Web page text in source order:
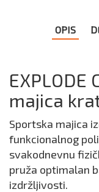
OPIS
EXPLODE
majica
Sportska majica
funkcionalnog
svakodnevnu
pruža optimalan
izdržljivosti.